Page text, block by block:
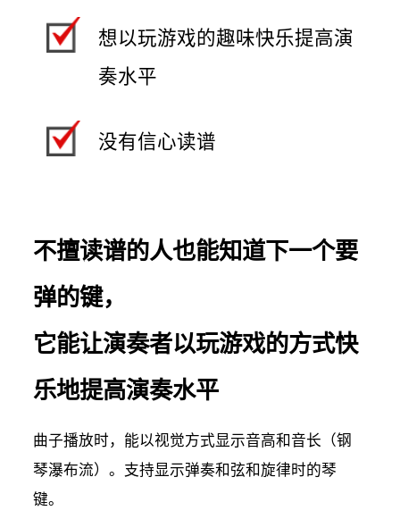
想以玩游戏的趣味快乐提高演
奏水平
没有信心读谱
不擅读谱的人也能知道下一个要
弹的键，
它能让演奏者以玩游戏的方式快
乐地提高演奏水平
曲子播放时，能以视觉方式显示音高和音长（钢
琴瀑布流）。支持显示弹奏和弦和旋律时的琴
键。